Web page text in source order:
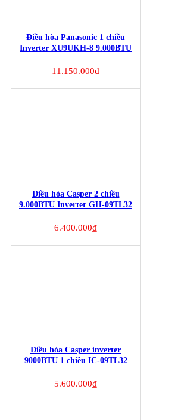
Điều hòa Panasonic 1 chiều
Inverter XU9UKH-8 9.000BTU
11.150.000₫
Điều hòa Casper 2 chiều
9.000BTU Inverter GH-09TL32
6.400.000₫
Điều hòa Casper inverter
9000BTU 1 chiều IC-09TL32
5.600.000₫